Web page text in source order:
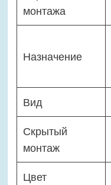
монтажа
Назначение
Вид
Скрытый
монтаж
Цвет